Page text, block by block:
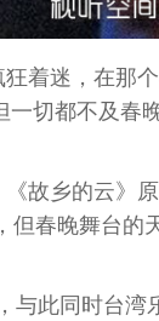
着迷，在那
切都不及春
故乡的云》原
但春晚舞台的
与此同时台湾